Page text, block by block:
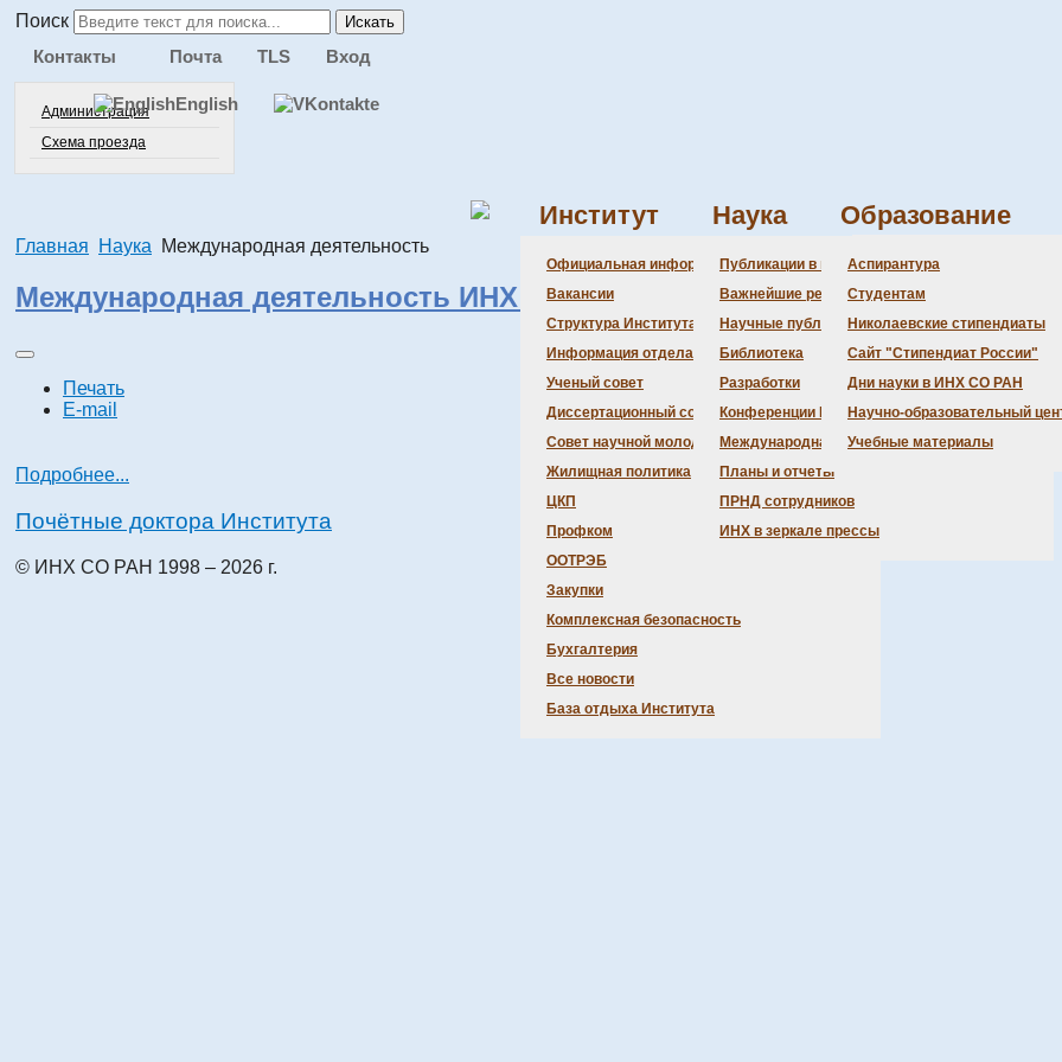
Поиск Искать
Контакты
Администрация
Схема проезда
Почта TLS Вход
English
Институт
Официальная информация
Администрация
Бланки
История Института
Локальные акты
Противодействие
Вакансии
Структура Института
Информация отдела кадров
Документация
Ученый совет
Состав совета
Повестка дня заседаний
Информация ученого
Диссертационный совет
Состав совета
Даты защит диссертаций
Шифры специальностей
Объявления о защитах
Предварительное
Совет научной молодежи
Состав СНМ
Жилищная политика
ЦКП
Профком
ООТРЭБ
Закупки
Комплексная безопасность
Бухгалтерия
Все новости
Новости науки
Награды
База отдыха Института
Наука
Публикации в ведущих журналах
Важнейшие результаты
Научные публикации сотрудников
Библиотека
Разработки
Конференции Института
Международная деятельность
Планы и отчеты
ПРНД сотрудников
ИНХ в зеркале прессы
Образование
Аспирантура
Студентам
Николаевские стипендиаты
Сайт "Стипендиат России"
Дни науки в ИНХ СО РАН
Научно-образовательный
Учебные материалы
Главная Наука Международная деятельность
Международная деятельность ИНХ СО РАН
Печать
E-mail
Подробнее...
Почётные доктора Института
© ИНХ СО РАН 1998 – 2026 г.